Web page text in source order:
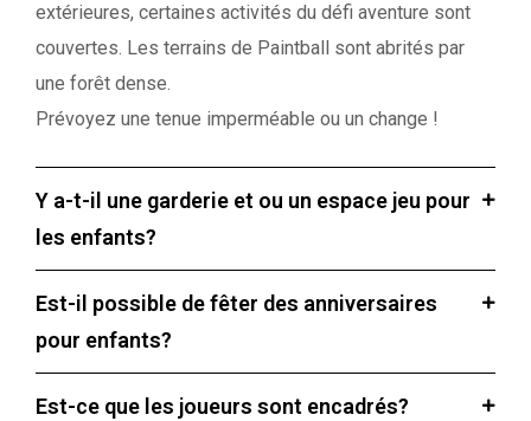
extérieures, certaines activités du défi aventure sont
couvertes. Les terrains de Paintball sont abrités par
une forêt dense.
Prévoyez une tenue imperméable ou un change !
Y a-t-il une garderie et ou un espace jeu pour
les enfants?
Est-il possible de fêter des anniversaires
pour enfants?
Est-ce que les joueurs sont encadrés?